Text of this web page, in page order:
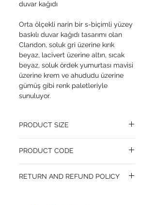
duvar kağıdı
Orta ölçekli narin bir s-biçimli yüzey
baskılı duvar kağıdı tasarımı olan
Clandon, soluk gri üzerine kırık
beyaz, lacivert üzerine altın, sıcak
beyaz, soluk ördek yumurtası mavisi
üzerine krem ​​ve ahududu üzerine
gümüş gibi renk paletleriyle
sunuluyor.
PRODUCT SIZE
Pattern Repeat 14 cm
PRODUCT CODE
RETURN AND REFUND POLICY